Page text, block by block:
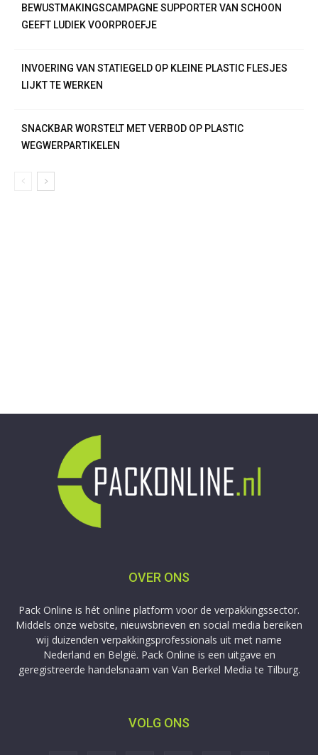
BEWUSTMAKINGSCAMPAGNE SUPPORTER VAN SCHOON
GEEFT LUDIEK VOORPROEFJE
INVOERING VAN STATIEGELD OP KLEINE PLASTIC FLESJES
LIJKT TE WERKEN
SNACKBAR WORSTELT MET VERBOD OP PLASTIC
WEGWERPARTIKELEN
OVER ONS
Pack Online is hét online platform voor de verpakkingssector.
Middels onze website, nieuwsbrieven en social media bereiken
wij duizenden verpakkingsprofessionals uit met name
Nederland en België. Pack Online is een uitgave en
geregistreerde handelsnaam van Van Berkel Media te Tilburg.
VOLG ONS